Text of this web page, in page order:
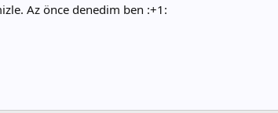
Az önce denedim ben :+1: